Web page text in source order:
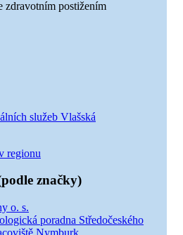
zdravotním postižením
služeb Vlašská
regionu
značky)
o. s.
poradna Středočeského
Nymburk